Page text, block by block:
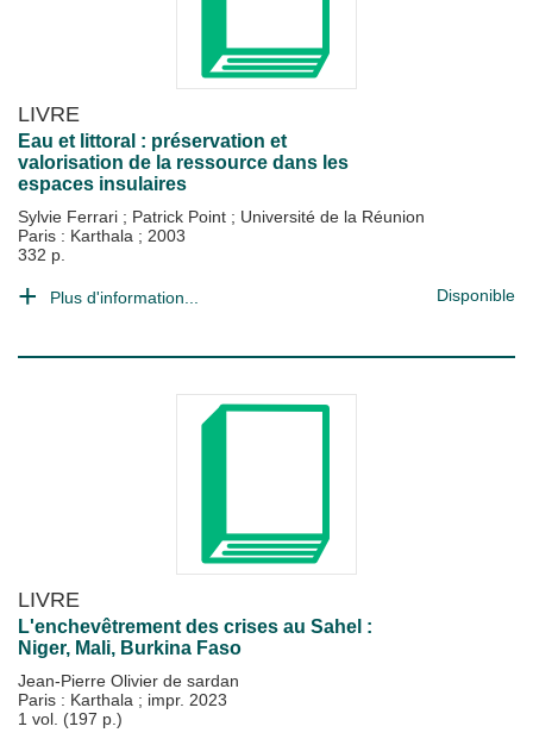
LIVRE
Eau et littoral : préservation et
valorisation de la ressource dans les
espaces insulaires
Sylvie Ferrari ; Patrick Point ; Université de la Réunion
Paris : Karthala ; 2003
332 p.
Plus d'information... Disponible
LIVRE
L'enchevêtrement des crises au Sahel :
Niger, Mali, Burkina Faso
Jean-Pierre Olivier de sardan
Paris : Karthala ; impr. 2023
1 vol. (197 p.)